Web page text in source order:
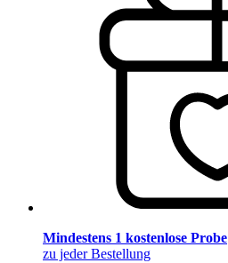
Mindestens 1 kostenlose Probe
zu jeder Bestellung